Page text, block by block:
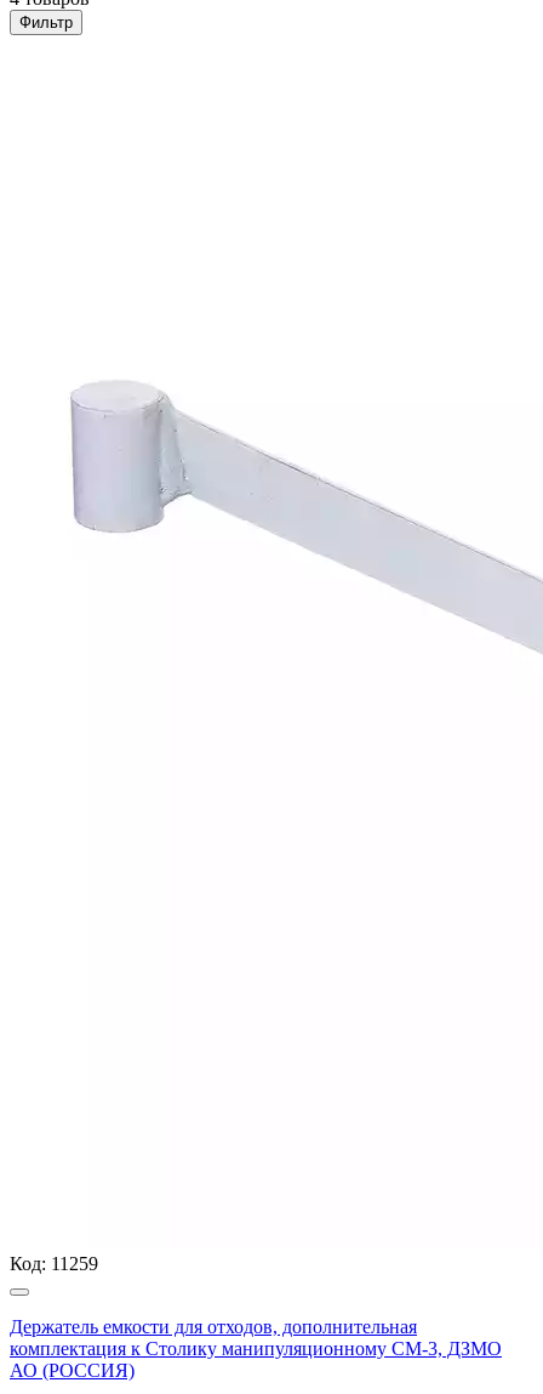
Фильтр
Код: 11259
Держатель емкости для отходов, дополнительная
комплектация к Столику манипуляционному СМ-3, ДЗМО
АО (РОССИЯ)